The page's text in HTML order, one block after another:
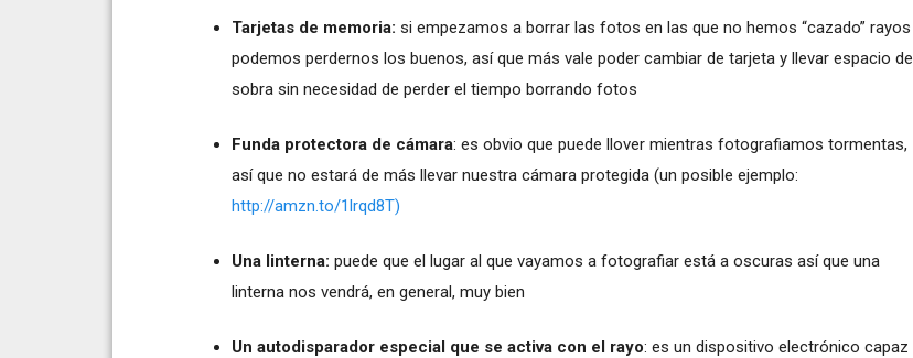
Tarjetas de memoria: si empezamos a borrar las fotos en las que no hemos “cazado” rayos
podemos perdernos los buenos, así que más vale poder cambiar de tarjeta y llevar espacio de
sobra sin necesidad de perder el tiempo borrando fotos
Funda protectora de cámara: es obvio que puede llover mientras fotografiamos tormentas,
así que no estará de más llevar nuestra cámara protegida (un posible ejemplo:
http://amzn.to/1lrqd8T)
Una linterna: puede que el lugar al que vayamos a fotografiar está a oscuras así que una
linterna nos vendrá, en general, muy bien
Un autodisparador especial que se activa con el rayo: es un dispositivo electrónico capaz